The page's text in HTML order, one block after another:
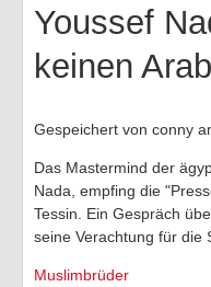
Reiseberichte
Fotos
TV-Tipps
Youssef
keinen
Gespeichert von conny
Das Mastermind der
Nada, empfing die
Tessin. Ein Gespräch
seine Verachtung für die
Muslimbrüder